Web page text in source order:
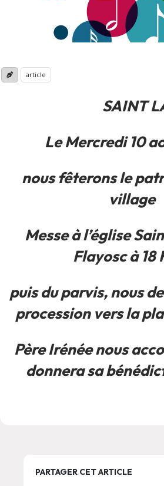
article
SAINT
Le Mercredi 10
nous fêterons le
village
Messe à l’église
Flayosc à 18
puis du parvis, nous
procession vers la
Père Irénée nous
donnera sa
PARTAGER CET ARTICLE